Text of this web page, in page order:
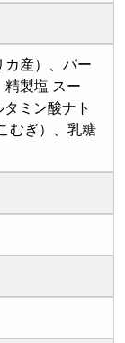
カ産）、パー
精製塩 スー
ミン酸ナト
むぎ）、乳糖